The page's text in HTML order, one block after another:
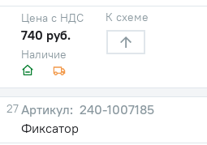
Наличие
Цена с НДС
740 руб.
К схеме
27
240-1007185
Фиксатор